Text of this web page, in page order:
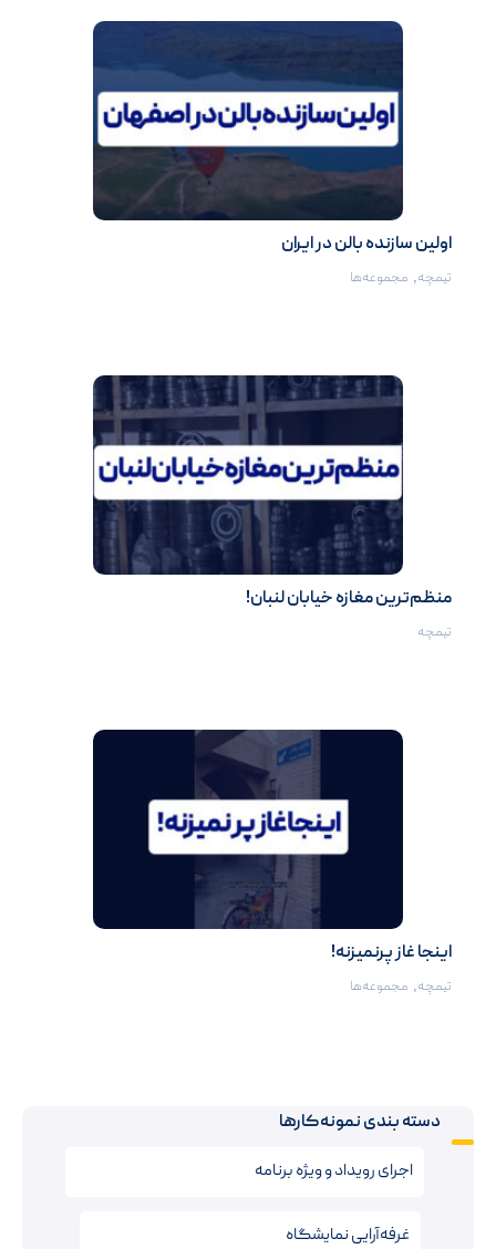
دسته بندی نمونه‌کارها
اجرای رویداد و ویژه برنامه
غرفه‌آرایی نمایشگاه
اولین سازنده بالن در ایران
تیمچه, مجموعه‌ها
منظم‌ترین مغازه خیابان لنبان!
تیمچه
اینجا غاز پرنمیزنه!
تیمچه, مجموعه‌ها